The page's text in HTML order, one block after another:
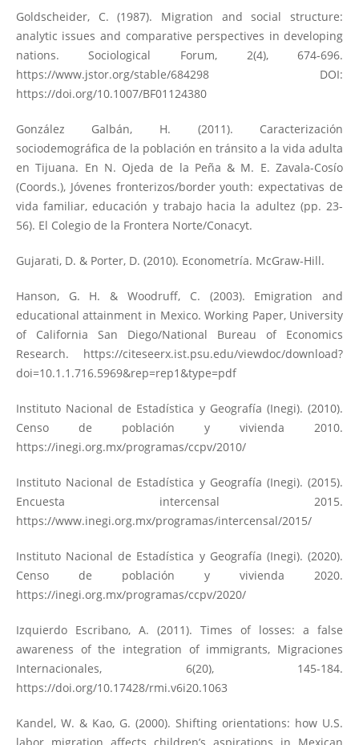
Goldscheider, C. (1987). Migration and social structure:
analytic issues and comparative perspectives in developing
nations. Sociological Forum, 2(4), 674-696.
https://www.jstor.org/stable/684298DOI:
https://doi.org/10.1007/BF01124380
González Galbán, H. (2011). Caracterización
sociodemográfica de la población en tránsito a la vida adulta
en Tijuana. En N. Ojeda de la Peña & M. E. Zavala-Cosío
(Coords.), Jóvenes fronterizos/border youth: expectativas de
vida familiar, educación y trabajo hacia la adultez (pp. 23-
56). El Colegio de la Frontera Norte/Conacyt.
Gujarati, D. & Porter, D. (2010). Econometría. McGraw-Hill.
Hanson, G. H. & Woodruff, C. (2003). Emigration and
educational attainment in Mexico. Working Paper, University
of California San Diego/National Bureau of Economics
Research. https://citeseerx.ist.psu.edu/viewdoc/download?
doi=10.1.1.716.5969&rep=rep1&type=pdf
Instituto Nacional de Estadística y Geografía (Inegi). (2010).
Censo de población y vivienda 2010.
https://inegi.org.mx/programas/ccpv/2010/
Instituto Nacional de Estadística y Geografía (Inegi). (2015).
Encuesta intercensal 2015.
https://www.inegi.org.mx/programas/intercensal/2015/
Instituto Nacional de Estadística y Geografía (Inegi). (2020).
Censo de población y vivienda 2020.
https://inegi.org.mx/programas/ccpv/2020/
Izquierdo Escribano, A. (2011). Times of losses: a false
awareness of the integration of immigrants, Migraciones
Internacionales, 6(20), 145-184.
https://doi.org/10.17428/rmi.v6i20.1063
Kandel, W. & Kao, G. (2000). Shifting orientations: how U.S.